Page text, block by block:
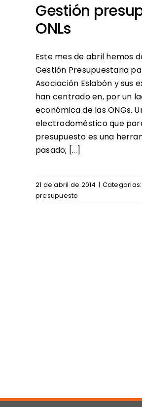
Gestión
ONLs
Este mes de abril hemos
Gestión Presupuestaria
Asociación Eslabón y sus
han centrado en, por un
económica de las ONGs.
electrodoméstico que
presupuesto es una
pasado; [...]
21 de abril de 2014 | Categorias:
presupuesto